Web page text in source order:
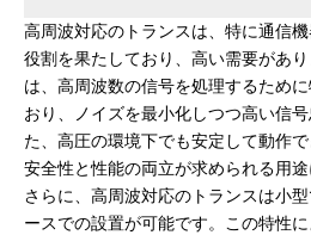
高周波対応のトランスは、特に通信
役割を果たしており、高い需要があ
は、高周波数の信号を処理するため
おり、ノイズを最小化しつつ高い信
た、高圧の環境下でも安定して動作
安全性と性能の両立が求められる用途
さらに、高周波対応のトランスは小
ースでの設置が可能です。この特性